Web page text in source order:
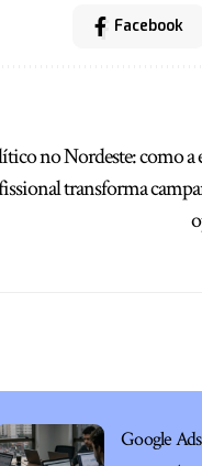
Facebook
no Nordeste: como a
transforma
Google